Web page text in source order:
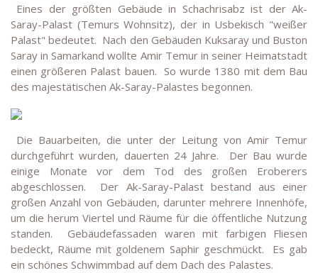
Eines der größten Gebäude in Schachrisabz ist der Ak-
Saray-Palast (Temurs Wohnsitz), der in Usbekisch "weißer
Palast" bedeutet. Nach den Gebäuden Kuksaray und Buston
Saray in Samarkand wollte Amir Temur in seiner Heimatstadt
einen größeren Palast bauen. So wurde 1380 mit dem Bau
des majestätischen Ak-Saray-Palastes begonnen.
Die Bauarbeiten, die unter der Leitung von Amir Temur
durchgeführt wurden, dauerten 24 Jahre.
Der Bau wurde
einige Monate vor dem Tod des großen Eroberers
abgeschlossen.
Der Ak-Saray-Palast bestand aus einer
großen Anzahl von Gebäuden, darunter mehrere Innenhöfe,
um die herum Viertel und Räume für die öffentliche Nutzung
standen.
Gebäudefassaden waren mit farbigen Fliesen
bedeckt, Räume mit goldenem Saphir geschmückt.
Es gab
ein schönes Schwimmbad auf dem Dach des Palastes.